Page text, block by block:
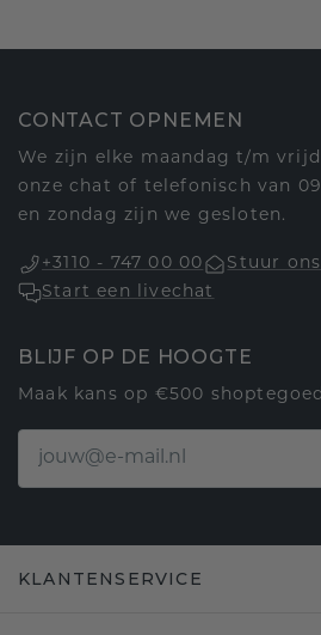
CONTACT OPNEMEN
We zijn elke maandag t/m
onze chat of telefonisch van
en zondag zijn we gesloten.
+3110 - 747 00 00
Stuur
Start een livechat
BLIJF OP DE HOOGTE
Maak kans op €500
KLANTENSERVICE